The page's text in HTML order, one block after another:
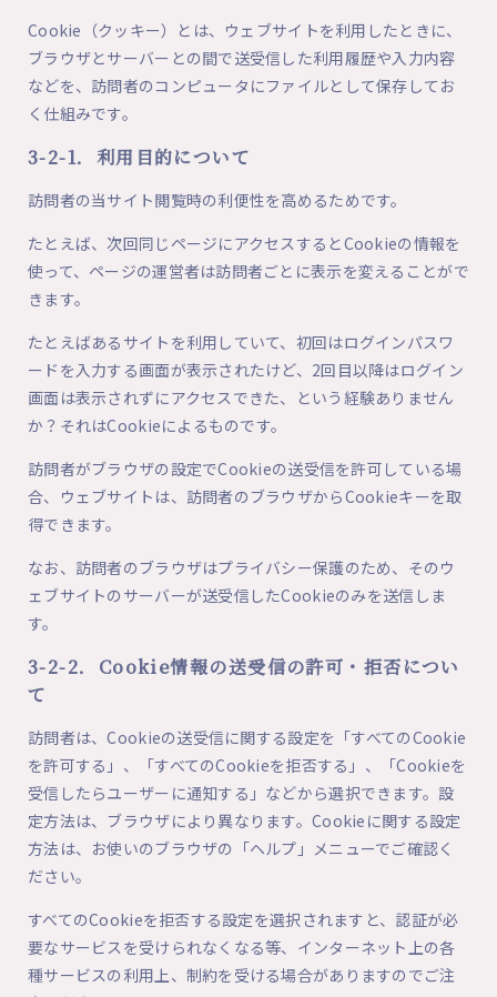
Cookie（クッキー）とは、ウェブサイトを利用したときに、
ブラウザとサーバーとの間で送受信した利用履歴や入力内容
などを、訪問者のコンピュータにファイルとして保存してお
く仕組みです。
3-2-1．利用目的について
訪問者の当サイト閲覧時の利便性を高めるためです。
たとえば、次回同じページにアクセスするとCookieの情報を
使って、ページの運営者は訪問者ごとに表示を変えることがで
きます。
たとえばあるサイトを利用していて、初回はログインパスワ
ードを入力する画面が表示されたけど、2回目以降はログイン
画面は表示されずにアクセスできた、という経験ありません
か？それはCookieによるものです。
訪問者がブラウザの設定でCookieの送受信を許可している場
合、ウェブサイトは、訪問者のブラウザからCookieキーを取
得できます。
なお、訪問者のブラウザはプライバシー保護のため、そのウ
ェブサイトのサーバーが送受信したCookieのみを送信しま
す。
3-2-2．Cookie情報の送受信の許可・拒否につい
て
訪問者は、Cookieの送受信に関する設定を「すべてのCookie
を許可する」、「すべてのCookieを拒否する」、「Cookieを
受信したらユーザーに通知する」などから選択できます。設
定方法は、ブラウザにより異なります。Cookieに関する設定
方法は、お使いのブラウザの「ヘルプ」メニューでご確認く
ださい。
すべてのCookieを拒否する設定を選択されますと、認証が必
要なサービスを受けられなくなる等、インターネット上の各
種サービスの利用上、制約を受ける場合がありますのでご注